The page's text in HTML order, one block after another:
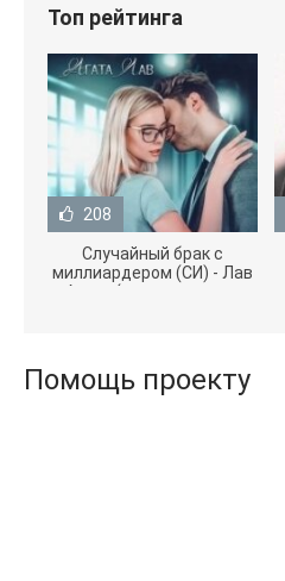
Топ рейтинга
208
Случайный брак с
миллиардером (СИ) - Лав
Агата (полная версия
Помощь проекту